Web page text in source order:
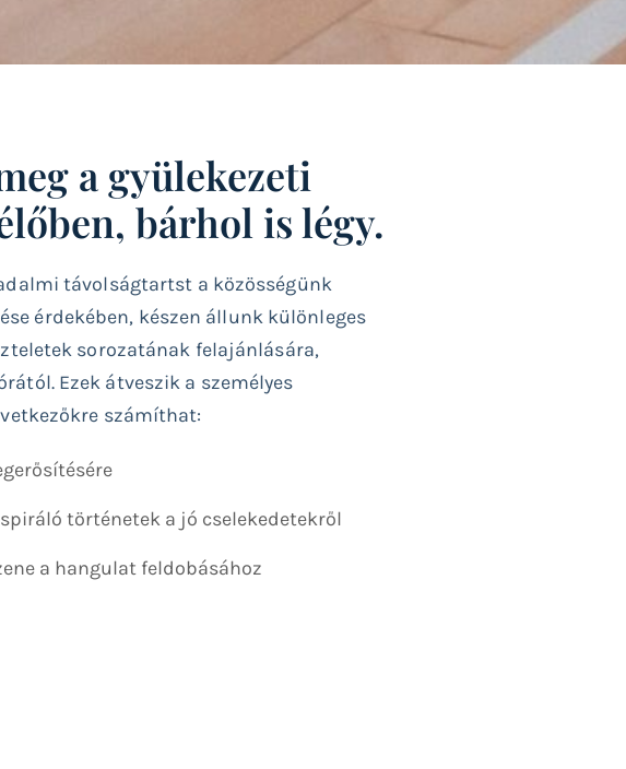
a gyülekezeti
bárhol is légy.
távolságtartst a közösségünk
érdekében, készen állunk különleges
sorozatának felajánlására,
Ezek átveszik a személyes
számíthat:
történetek a jó cselekedetekről
a hangulat feldobásához